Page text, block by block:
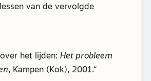
van de vervolgde
over het lijden: Het probleem
, Kampen (Kok), 2001.